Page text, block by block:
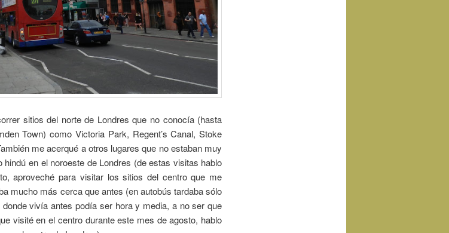
sitios del norte de Londres que no conocía (hasta
Town) como Victoria Park, Regent’s Canal, Stoke
me acerqué a otros lugares que no estaban muy
en el noroeste de Londres (de estas visitas hablo
aproveché para visitar los sitios del centro que me
mucho más cerca que antes (en autobús tardaba sólo
vivía antes podía ser hora y media, a no ser que
visité en el centro durante este mes de agosto, hablo